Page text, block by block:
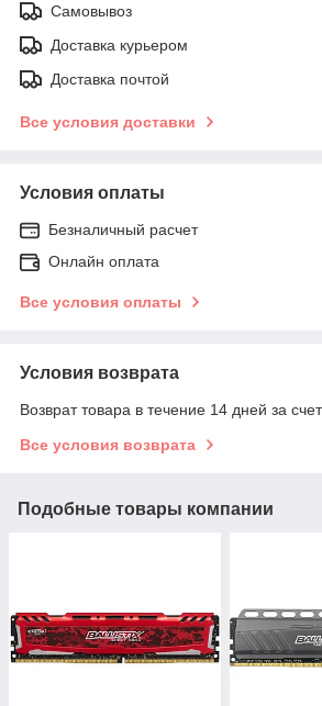
Самовывоз
Доставка курьером
Доставка почтой
Все условия доставки
Условия оплаты
Безналичный расчет
Онлайн оплата
Все условия оплаты
Условия возврата
Возврат товара в течение 14 дней за
Все условия возврата
Подобные товары компании